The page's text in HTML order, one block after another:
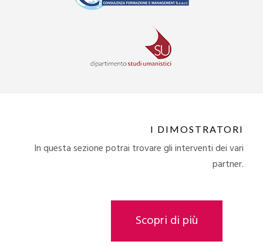
I DIMOSTRATORI
In questa sezione potrai trovare gli interventi dei vari
partner.
Scopri di più